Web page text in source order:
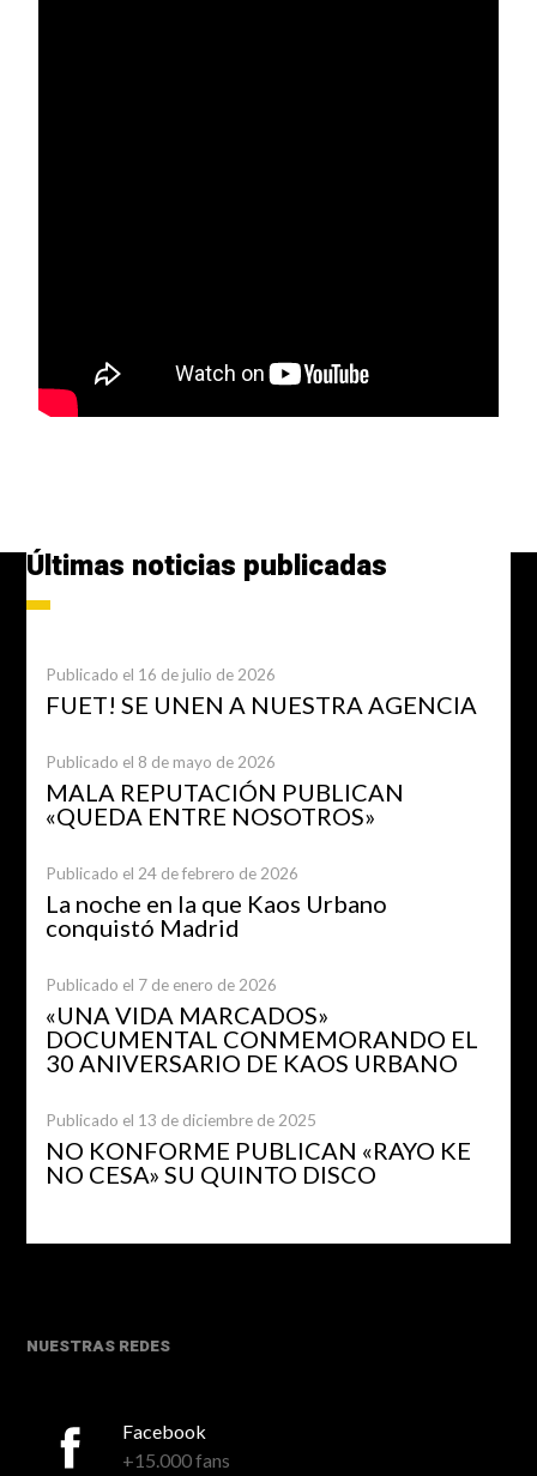
Últimas noticias publicadas
Publicado el 16 de julio de 2026
FUET! SE UNEN A NUESTRA AGENCIA
Publicado el 8 de mayo de 2026
MALA REPUTACIÓN PUBLICAN
«QUEDA ENTRE NOSOTROS»
Publicado el 24 de febrero de 2026
La noche en la que Kaos Urbano
conquistó Madrid
Publicado el 7 de enero de 2026
«UNA VIDA MARCADOS»
DOCUMENTAL CONMEMORANDO EL
30 ANIVERSARIO DE KAOS URBANO
Publicado el 13 de diciembre de 2025
NO KONFORME PUBLICAN «RAYO KE
NO CESA» SU QUINTO DISCO
NUESTRAS REDES
Facebook
+15.000 fans